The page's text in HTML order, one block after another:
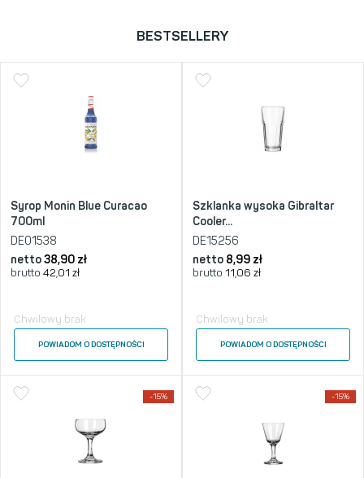
BESTSELLERY
Syrop Monin Blue Curacao
700ml
DE01538
netto38,90 zł
brutto 42,01 zł
Chwilowy brak
POWIADOM O DOSTĘPNOŚCI
Szklanka wysoka Gibraltar
Cooler...
DE15256
netto 8,99 zł
brutto 11,06 zł
Chwilowy brak
POWIADOM O DOSTĘPNOŚCI
-15% -15%